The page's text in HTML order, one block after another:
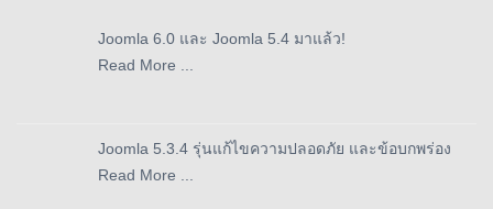
Joomla 6.0 และ Joomla 5.4 มาแล้ว!
Read More ...
Joomla 5.3.4 รุ่นแก้ไขความปลอดภัย และข้อบกพร่อง
Read More ...